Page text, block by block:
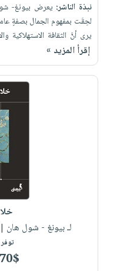
نبذة الناشر: يعرض بيونغ-
لحِقَت بمفهوم الجمال بصفةٍ
يرى أنَّ الثقافة الاستهلاكية
إقرأ المزيد »
لـ بيونغ - شول هان